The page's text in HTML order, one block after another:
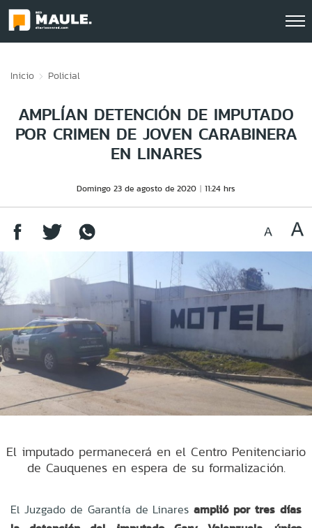
Inicio Policial
AMPLÍAN DETENCIÓN DE IMPUTADO
POR CRIMEN DE JOVEN CARABINERA
EN LINARES
Domingo 23 de agosto de 2020 11:24 hrs
El imputado permanecerá en el Centro Penitenciario
de Cauquenes en espera de su formalización.
El Juzgado de Garantía de Linaresamplió por tres días